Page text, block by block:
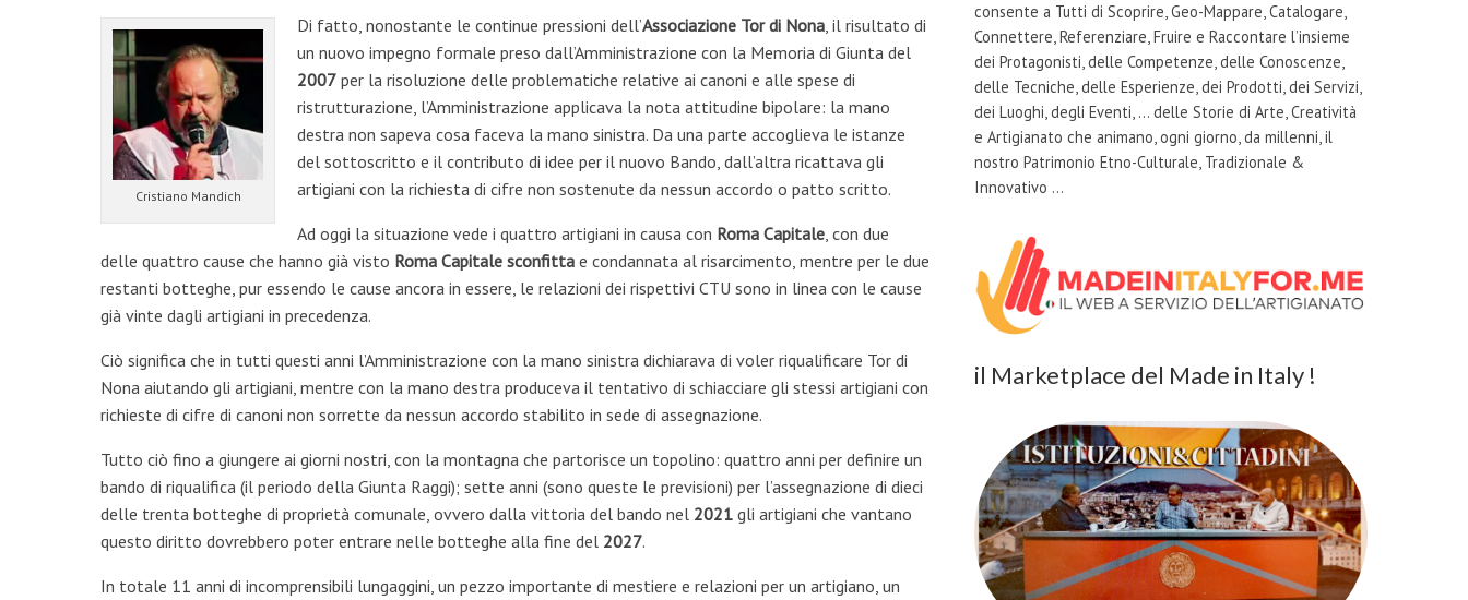
Cristiano Mandich
Di fatto, nonostante le continue pressioni dell’Associazione Tor di Nona, il risultato di
un nuovo impegno formale preso dall’Amministrazione con la Memoria di Giunta del
2007 per la risoluzione delle problematiche relative ai canoni e alle spese di
ristrutturazione, l’Amministrazione applicava la nota attitudine bipolare: la mano
destra non sapeva cosa faceva la mano sinistra. Da una parte accoglieva le istanze
del sottoscritto e il contributo di idee per il nuovo Bando, dall’altra ricattava gli
artigiani con la richiesta di cifre non sostenute da nessun accordo o patto scritto.
Ad oggi la situazione vede i quattro artigiani in causa con Roma Capitale, con due
delle quattro cause che hanno già visto Roma Capitale sconfitta e condannata al risarcimento, mentre per le due
restanti botteghe, pur essendo le cause ancora in essere, le relazioni dei rispettivi CTU sono in linea con le cause
già vinte dagli artigiani in precedenza.
Ciò significa che in tutti questi anni l’Amministrazione con la mano sinistra dichiarava di voler riqualificare Tor di
Nona aiutando gli artigiani, mentre con la mano destra produceva il tentativo di schiacciare gli stessi artigiani con
richieste di cifre di canoni non sorrette da nessun accordo stabilito in sede di assegnazione.
Tutto ciò fino a giungere ai giorni nostri, con la montagna che partorisce un topolino: quattro anni per definire un
bando di riqualifica (il periodo della Giunta Raggi); sette anni (sono queste le previsioni) per l’assegnazione di dieci
delle trenta botteghe di proprietà comunale, ovvero dalla vittoria del bando nel 2021 gli artigiani che vantano
questo diritto dovrebbero poter entrare nelle botteghe alla fine del 2027.
In totale 11 anni di incomprensibili lungaggini, un pezzo importante di mestiere e relazioni per un artigiano, un
consente a Tutti di Scoprire, Geo-Mappare, Catalogare,
Connettere, Referenziare, Fruire e Raccontare l’insieme
dei Protagonisti, delle Competenze, delle Conoscenze,
delle Tecniche, delle Esperienze, dei Prodotti, dei Servizi,
dei Luoghi, degli Eventi, … delle Storie di Arte, Creatività
e Artigianato che animano, ogni giorno, da millenni, il
nostro Patrimonio Etno-Culturale, Tradizionale &
Innovativo …
il Marketplace del Made in Italy !